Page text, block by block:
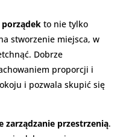
porządek to nie tylko
stworzenie miejsca, w
Dobrze
proporcji i
i pozwala skupić się
zarządzanie przestrzenią.